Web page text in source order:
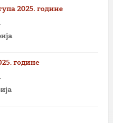
2025. године
године